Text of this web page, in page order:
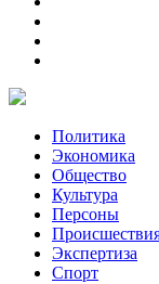
Политика
Экономика
Общество
Культура
Персоны
Экспертиза
Спорт